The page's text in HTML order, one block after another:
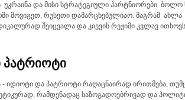
უკრაინა და მისი სტრატეგიული პარტნიორები ბოლო
მოვიგეთ, რუსეთი დამარცხებულიაო. მაგრამ ახლა
შეიცვალა და კიევის რეჟიმი კვლავ
- იდიოტი და პატრიოტი რაღაცნაირად ირითმება,
რამდენადაც საზოგადოებრივად და